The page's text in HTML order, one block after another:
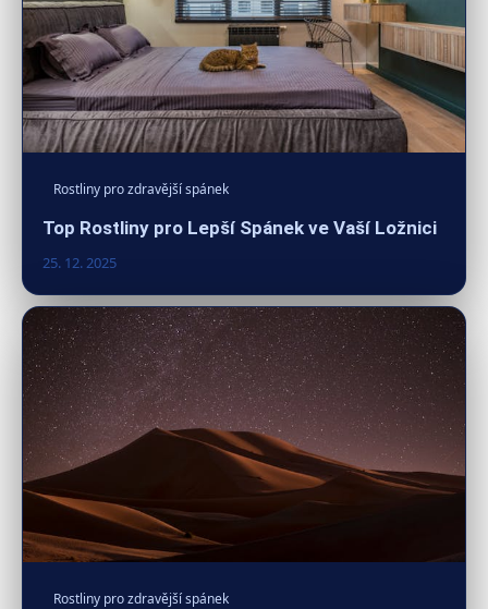
Rostliny pro zdravější spánek
Top Rostliny pro Lepší Spánek ve Vaší Ložnici
25. 12. 2025
Rostliny pro zdravější spánek